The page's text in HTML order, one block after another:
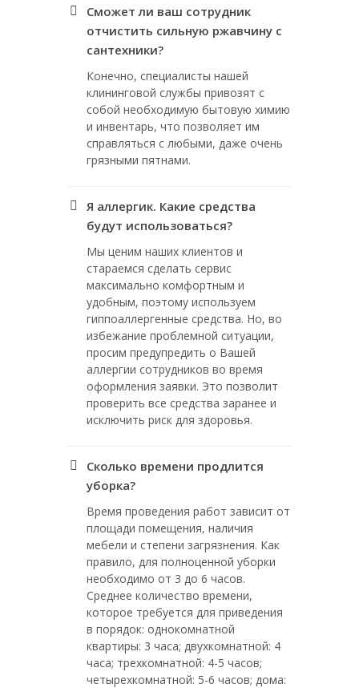
Сможет ли ваш сотрудник
отчистить сильную ржавчину с
сантехники?
Конечно, специалисты нашей
клининговой службы привозят с
собой необходимую бытовую химию
и инвентарь, что позволяет им
справляться с любыми, даже очень
грязными пятнами.
Я аллергик. Какие средства
будут использоваться?
Мы ценим наших клиентов и
стараемся сделать сервис
максимально комфортным и
удобным, поэтому используем
гиппоаллергенные средства. Но, во
избежание проблемной ситуации,
просим предупредить о Вашей
аллергии сотрудников во время
оформления заявки. Это позволит
проверить все средства заранее и
исключить риск для здоровья.
Сколько времени продлится
уборка?
Время проведения работ зависит от
площади помещения, наличия
мебели и степени загрязнения. Как
правило, для полноценной уборки
необходимо от 3 до 6 часов.
Среднее количество времени,
которое требуется для приведения
в порядок: однокомнатной
квартиры: 3 часа; двухкомнатной: 4
часа; трехкомнатной: 4-5 часов;
четырехкомнатной: 5-6 часов; дома: